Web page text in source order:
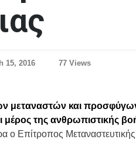
15, 2016 77 Views
μεταναστών και
μέρος της ανθρωπιστικής
ο Επίτροπος Μεταναστευτικής